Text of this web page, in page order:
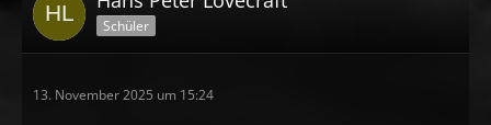
Schüler
13. November 2025 um 15:24